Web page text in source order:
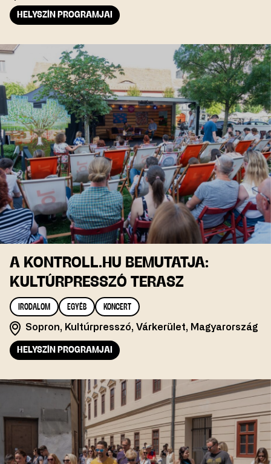
HELYSZÍN PROGRAMJAI
A KONTROLL.HU BEMUTATJA:
KULTÚRPRESSZÓ TERASZ
IRODALOM EGYÉB KONCERT
Sopron, Kultúrpresszó, Várkerület, Magyarország
HELYSZÍN PROGRAMJAI